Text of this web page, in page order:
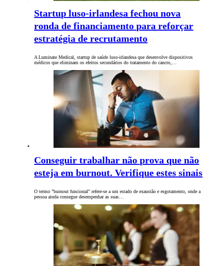
Startup luso-irlandesa fechou nova
ronda de financiamento para reforçar
estratégia de recrutamento
A Luminate Medical, startup de saúde luso-irlandesa que desenvolve dispositivos
médicos que eliminam os efeitos secundários do tratamento do cancro,…
Conseguir trabalhar não prova que não
esteja em burnout. Verifique estes sinais
O termo "burnout funcional" refere-se a um estado de exaustão e esgotamento, onde a
pessoa ainda consegue desempenhar as suas…